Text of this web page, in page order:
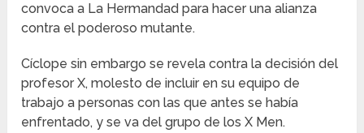
convoca a La Hermandad para hacer una alianza
contra el poderoso mutante.
Cíclope sin embargo se revela contra la decisión del
profesor X, molesto de incluir en su equipo de
trabajo a personas con las que antes se había
enfrentado, y se va del grupo de los X Men.